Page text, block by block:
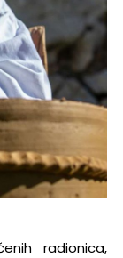
radionica,